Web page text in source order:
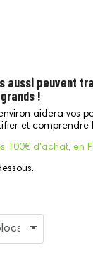
aussi peuvent
!
aidera vos
et comprendre
100€ d'achat, en